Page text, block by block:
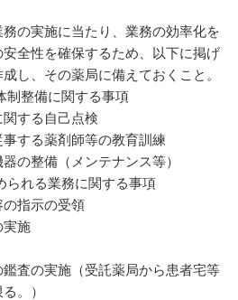
の実施に当たり、業務の効率化を
全性を確保するため、以下に掲げ
し、その薬局に備えておくこと。
制整備に関する事項
関する自己点検
する薬剤師等の教育訓練
の整備（メンテナンス等）
られる業務に関する事項
の指示の受領
実施
鑑査の実施（受託薬局から患者宅等
。）